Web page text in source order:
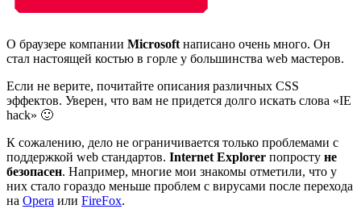
О браузере компании Microsoftнаписано очень много. Он
стал настоящей костью в горле у большинства web мастеров.
Если не верите, почитайте описания различных CSS
эффектов. Уверен, что вам не придется долго искать слова «IE
hack» 🙂
К сожалению, дело не ограничивается только проблемами с
поддержкой web стандартов. Internet Explorer попросту не
безопасен. Например, многие мои знакомы отметили, что у
них стало гораздо меньше проблем с вирусами после перехода
на Opera или FireFox.